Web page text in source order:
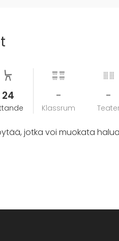
24 -
Klassrum
-
jotka voi muokata